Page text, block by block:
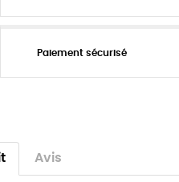
Paiement sécurisé
Avis